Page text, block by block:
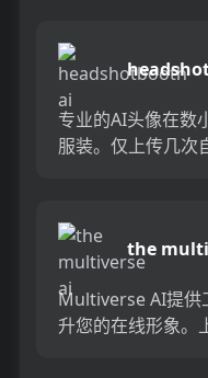
专业的AI头像在数
服装。仅上传几次
the
Multiverse AI提供
升您的在线形象。